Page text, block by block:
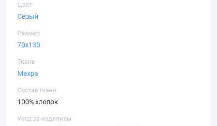
Цвет
Серый
Размер
70х130
Ткань
Махра
Состав ткани
100% хлопок
Уход за изделием